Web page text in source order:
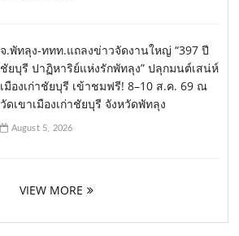
จ.พัทลุง-ททท.แถลงข่าวจัดงานใหญ่ “397 ปี
ชัยบุรี ปาฏิหาริย์แห่งรักพัทลุง” ปลุกมนต์เสน่ห์
เมืองเก่าชัยบุรี เข้าชมฟรี! 8–10 ส.ค. 69 ณ
วัดเขาเมืองเก่าชัยบุรี จังหวัดพัทลุง
August 5, 2026
VIEW MORE